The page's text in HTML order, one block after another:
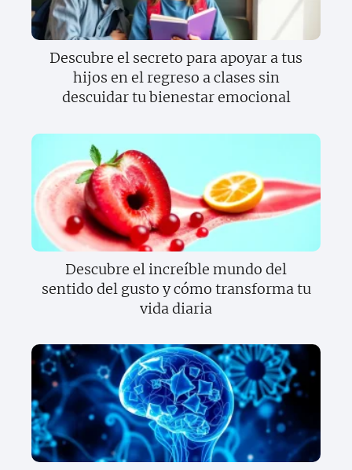
Descubre el secreto para apoyar a tus
hijos en el regreso a clases sin
descuidar tu bienestar emocional
Descubre el increíble mundo del
sentido del gusto y cómo transforma tu
vida diaria